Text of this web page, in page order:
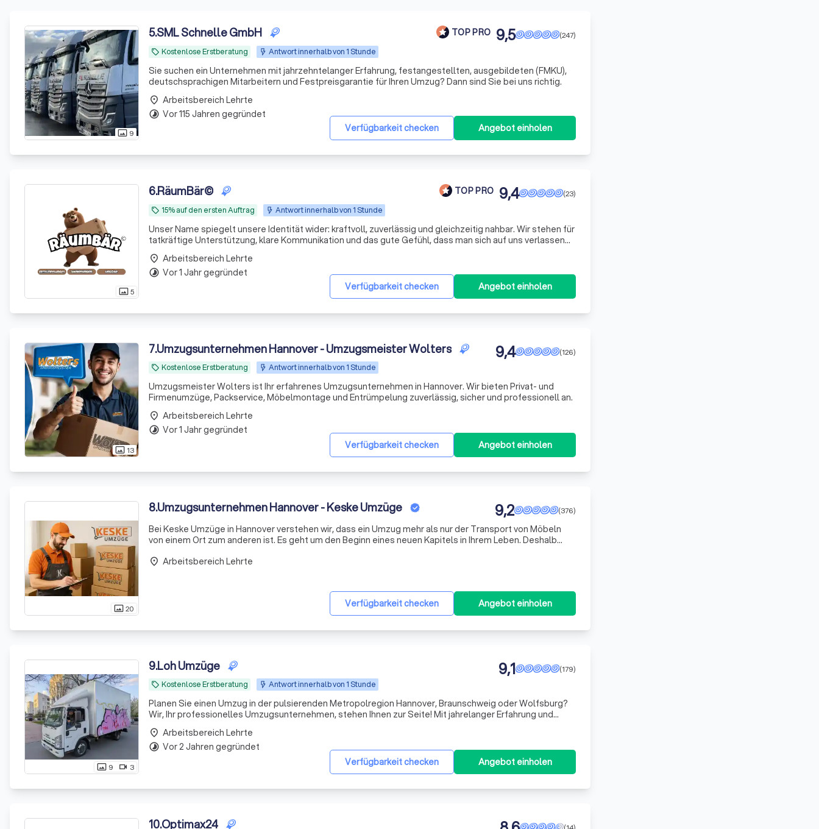
photo_size_select_actual 9
5.SML Schnelle GmbH TOP PRO
local_offer Kostenlose Erstberatung Antwort innerhalb von 1 Stunde
(247)
9,5
Sie suchen ein Unternehmen mit jahrzehntelanger Erfahrung, festangestellten, ausgebildeten (FMKU),
deutschsprachigen Mitarbeitern und Festpreisgarantie für Ihren Umzug? Dann sind Sie bei uns richtig.
Verfügbarkeit checken Angebot einholen
place Arbeitsbereich Lehrte
timelapse Vor 115 Jahren gegründet
photo_size_select_actual5
6.RäumBär© TOP PRO
local_offer 15% auf den ersten Auftrag Antwort innerhalb von 1 Stunde
(23)
9,4
Unser Name spiegelt unsere Identität wider: kraftvoll, zuverlässig und gleichzeitig nahbar. Wir stehen für
tatkräftige Unterstützung, klare Kommunikation und das gute Gefühl, dass man sich auf uns verlassen
kann. RäumBär steht für mehr als nur Entrümpelung und Umzug – wir sind ein Unternehmen, das a
Verfügbarkeit checken Angebot einholen
place Arbeitsbereich Lehrte
timelapse Vor 1 Jahr gegründet
photo_size_select_actual 13
7.Umzugsunternehmen Hannover - Umzugsmeister Wolters
local_offer Kostenlose Erstberatung Antwort innerhalb von 1 Stunde
(126)
9,4
Umzugsmeister Wolters ist Ihr erfahrenes Umzugsunternehmen in Hannover. Wir bieten Privat- und
Firmenumzüge, Packservice, Möbelmontage und Entrümpelung zuverlässig, sicher und professionell an.
Verfügbarkeit checken Angebot einholen
place Arbeitsbereich Lehrte
timelapse Vor 1 Jahr gegründet
photo_size_select_actual20
8.Umzugsunternehmen Hannover - Keske Umzüge (376)
9,2
Bei Keske Umzüge in Hannover verstehen wir, dass ein Umzug mehr als nur der Transport von Möbeln
von einem Ort zum anderen ist. Es geht um den Beginn eines neuen Kapitels in Ihrem Leben. Deshalb
individuellen
Verfügbarkeit checken Angebot einholen
place Arbeitsbereich Lehrte
photo_size_select_actual 9 videocam 3
9.Loh Umzüge
local_offer Kostenlose Erstberatung Antwort innerhalb von 1 Stunde
(179)
9,1
Planen Sie einen Umzug in der pulsierenden Metropolregion Hannover, Braunschweig oder Wolfsburg?
Wir, Ihr professionelles Umzugsunternehmen, stehen Ihnen zur Seite! Mit jahrelanger Erfahrung und
einem engagierten Team sorgen wir dafür, dass Ihr Umzug reibungslos und stressfrei verläuft. Unsere
Exper
Verfügbarkeit checken Angebot einholen
place Arbeitsbereich Lehrte
timelapse Vor 2 Jahren gegründet
10.Optimax24